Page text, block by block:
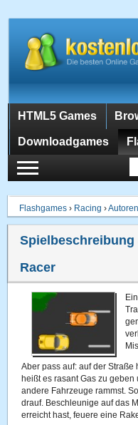
HTML5 Games
Downloadgames
Flashgames › Racing ›
Racer
Aber pass auf: auf der Straße
heißt es rasant Gas zu
andere Fahrzeuge rammst.
drauf. Beschleunige auf das
erreicht hast, feuere eine